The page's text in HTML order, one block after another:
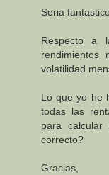
Seria
Respecto a
volatilidad
Lo que yo he
todas las
para
correcto?
Gracias,